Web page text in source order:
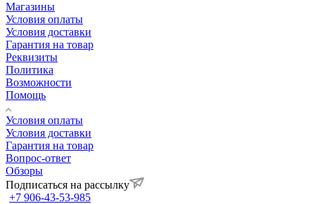
Магазины
Условия оплаты
Условия доставки
Гарантия на товар
Реквизиты
Политика
Возможности
Помощь
Условия оплаты
Условия доставки
Гарантия на товар
Вопрос-ответ
Обзоры
Подписаться на рассылку
+7 906-43-53-985